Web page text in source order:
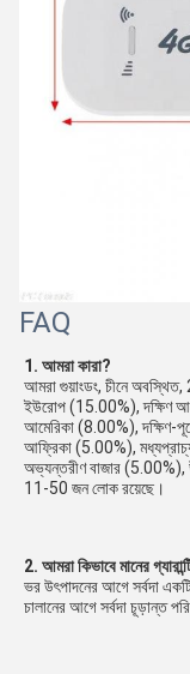
FAQ
1. আমরা কারা?
আমরা গুয়াংডং, চীনে
ইউরোপ (15.00%), দক্ষিণ
আমেরিকা (8.00%), দক্ষিণ-
আফ্রিকা (5.00%),
অভ্যন্তরীণ বাজার
11-50 জন লোক রয়েছে।
2. আমরা কিভাবে মানের
ভর উৎপাদনের আগে সর্বদা
চালানের আগে সর্বদা চূড়ান্ত